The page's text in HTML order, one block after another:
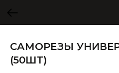
САМОРЕЗЫ
(50ШТ)